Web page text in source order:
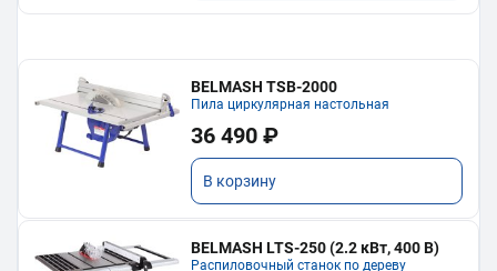
BELMASH TSB-2000
Пила циркулярная настольная
36 490 ₽
В корзину
BELMASH LTS-250 (2.2 кВт, 400 В)
Распиловочный станок по дереву